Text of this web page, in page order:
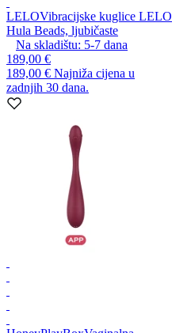
LELOVibracijske kuglice LELO
Hula Beads, ljubičaste
Na skladištu: 5-7 dana
189,00 €
189,00 € Najniža cijena u
zadnjih 30 dana.